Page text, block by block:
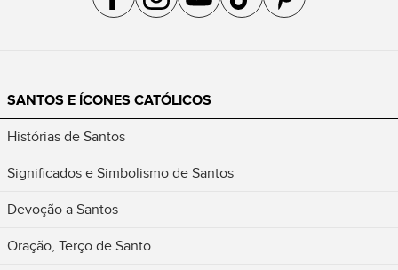
SANTOS E ÍCONES CATÓLICOS
Histórias de Santos
Significados e Simbolismo de Santos
Devoção a Santos
Oração, Terço de Santo